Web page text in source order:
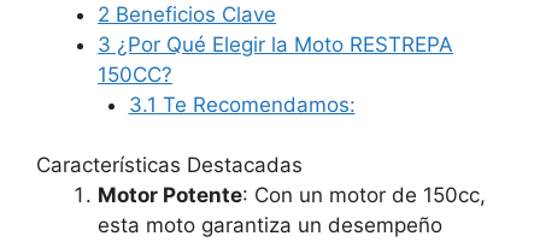
2 Beneficios Clave
3 ¿Por Qué Elegir la Moto RESTREPA
150CC?
3.1 Te Recomendamos:
Características Destacadas
Motor Potente: Con un motor de 150cc,
esta moto garantiza un desempeño